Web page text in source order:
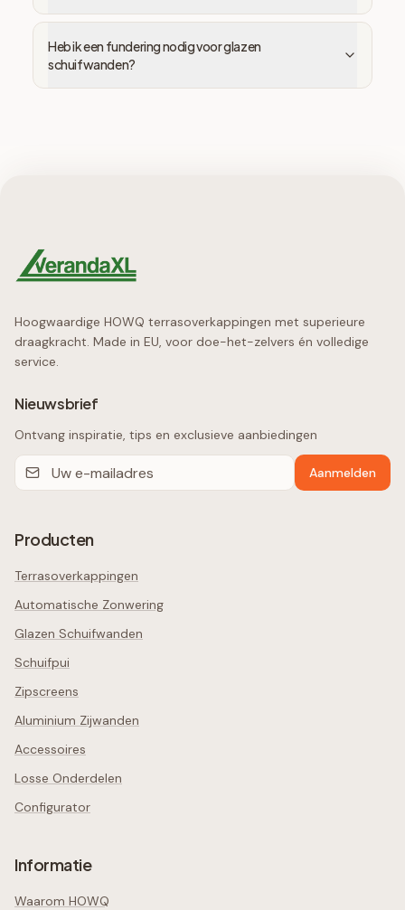
Heb ik een fundering nodig voor glazen
schuifwanden?
Hoogwaardige HOWQ terrasoverkappingen met superieure
draagkracht. Made in EU, voor doe-het-zelvers én volledige
service.
Nieuwsbrief
Ontvang inspiratie, tips en exclusieve aanbiedingen
Aanmelden
Producten
Terrasoverkappingen
Automatische Zonwering
Glazen Schuifwanden
Schuifpui
Zipscreens
Aluminium Zijwanden
Accessoires
Losse Onderdelen
Configurator
Informatie
Waarom HOWQ